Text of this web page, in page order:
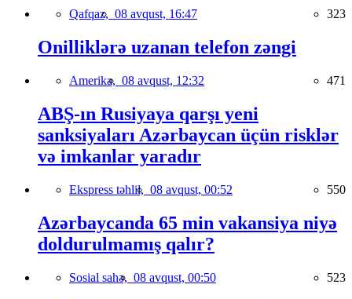
Qafqaz, 08 avqust, 16:47 323
Onilliklərə uzanan telefon zəngi
Amerika, 08 avqust, 12:32 471
ABŞ-ın Rusiyaya qarşı yeni
sanksiyaları Azərbaycan üçün risklər
və imkanlar yaradır
Ekspress təhlil, 08 avqust, 00:52 550
Azərbaycanda 65 min vakansiya niyə
doldurulmamış qalır?
Sosial sahə, 08 avqust, 00:50 523